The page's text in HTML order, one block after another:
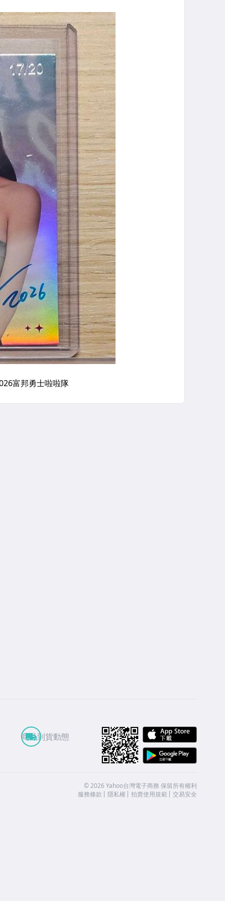
商品到貨動態
©2026 Yahoo台灣電子商務 保留所有權利
服務條款
隱私權 拍賣使用規範 交易安全